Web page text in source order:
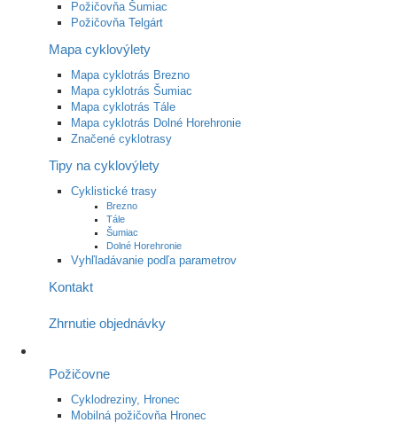
Požičovňa Šumiac
Požičovňa Telgárt
Mapa cyklovýlety
Mapa cyklotrás Brezno
Mapa cyklotrás Šumiac
Mapa cyklotrás Tále
Mapa cyklotrás Dolné Horehronie
Značené cyklotrasy
Tipy na cyklovýlety
Cyklistické trasy
Brezno
Tále
Šumiac
Dolné Horehronie
Vyhľladávanie podľa parametrov
Kontakt
Zhrnutie objednávky
Požičovne
Cyklodreziny, Hronec
Mobilná požičovňa Hronec